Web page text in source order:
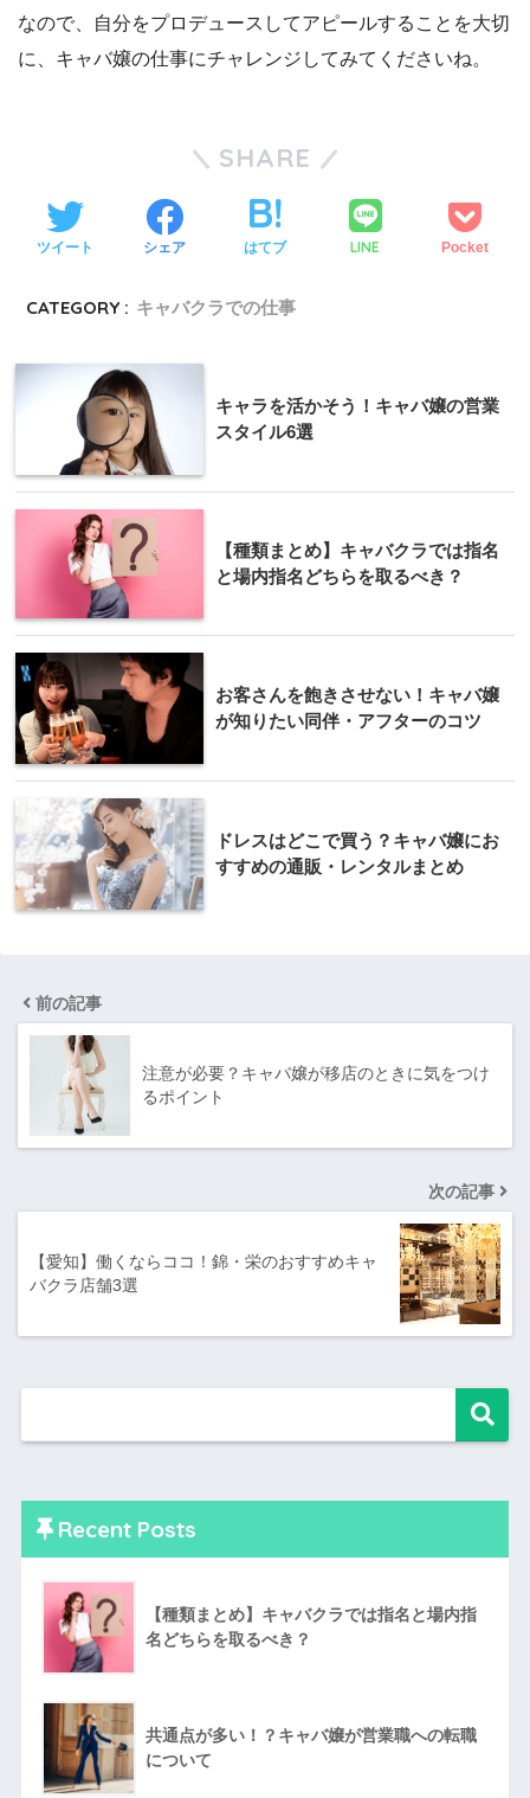
なので、自分をプロデュースしてアピールすることを大切
に、キャバ嬢の仕事にチャレンジしてみてくださいね。
SHARE
ツイート シェア はてブ LINE Pocket
CATEGORY : キャバクラでの仕事
キャラを活かそう！キャバ嬢の営業
スタイル6選
【種類まとめ】キャバクラでは指名
と場内指名どちらを取るべき？
お客さんを飽きさせない！キャバ嬢
が知りたい同伴・アフターのコツ
ドレスはどこで買う？キャバ嬢にお
すすめの通販・レンタルまとめ
前の記事
注意が必要？キャバ嬢が移店のときに気をつけ
るポイント
次の記事
【愛知】働くならココ！錦・栄のおすすめキャ
バクラ店舗3選
Recent Posts
【種類まとめ】キャバクラでは指名と場内指
名どちらを取るべき？
共通点が多い！？キャバ嬢が営業職への転職
について